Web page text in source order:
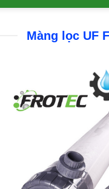
Màng lọc UF